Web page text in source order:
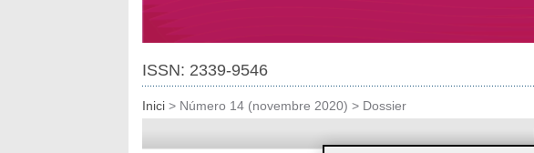
ISSN: 2339-9546
Inici> Número 14 (novembre 2020) > Dossier